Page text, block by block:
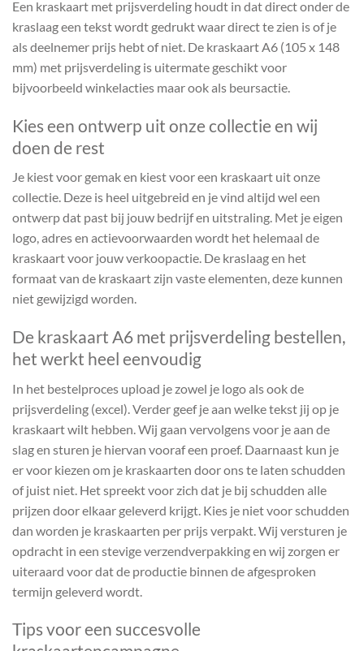
Een kraskaart met prijsverdeling houdt in dat direct onder de
kraslaag een tekst wordt gedrukt waar direct te zien is of je
als deelnemer prijs hebt of niet. De kraskaart A6 (105 x 148
mm) met prijsverdeling is uitermate geschikt voor
bijvoorbeeld winkelacties maar ook als beursactie.
Kies een ontwerp uit onze collectie en wij
doen de rest
Je kiest voor gemak en kiest voor een kraskaart uit onze
collectie. Deze is heel uitgebreid en je vind altijd wel een
ontwerp dat past bij jouw bedrijf en uitstraling. Met je eigen
logo, adres en actievoorwaarden wordt het helemaal de
kraskaart voor jouw verkoopactie. De kraslaag en het
formaat van de kraskaart zijn vaste elementen, deze kunnen
niet gewijzigd worden.
De kraskaart A6 met prijsverdeling bestellen,
het werkt heel eenvoudig
In het bestelproces upload je zowel je logo als ook de
prijsverdeling (excel). Verder geef je aan welke tekst jij op je
kraskaart wilt hebben. Wij gaan vervolgens voor je aan de
slag en sturen je hiervan vooraf een proef. Daarnaast kun je
er voor kiezen om je kraskaarten door ons te laten schudden
of juist niet. Het spreekt voor zich dat je bij schudden alle
prijzen door elkaar geleverd krijgt. Kies je niet voor schudden
dan worden je kraskaarten per prijs verpakt. Wij versturen je
opdracht in een stevige verzendverpakking en wij zorgen er
uiteraard voor dat de productie binnen de afgesproken
termijn geleverd wordt.
Tips voor een succesvolle